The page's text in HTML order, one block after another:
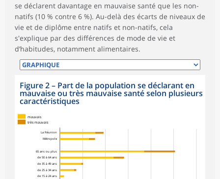
se déclarent davantage en mauvaise santé que les non-
natifs (10 % contre 6 %). Au-delà des écarts de niveaux de
vie et de diplôme entre natifs et non-natifs, cela
s'explique par des différences de mode de vie et
d’habitudes, notamment alimentaires.
Figure 2– Part de la population se déclarant en
mauvaise ou très mauvaise santé selon plusieurs
caractéristiques
La Réunion
Métropole
65 ans ou plus
de 50 à 64 ans
de 35 à 49 ans
de 25 à 34 ans
de 15 à 24 ans
mauvais
très mauvais